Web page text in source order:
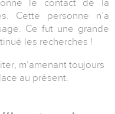
le contact de la
Cette personne n’a
Ce fut une grande
les recherches !
m’amenant toujours
au présent.